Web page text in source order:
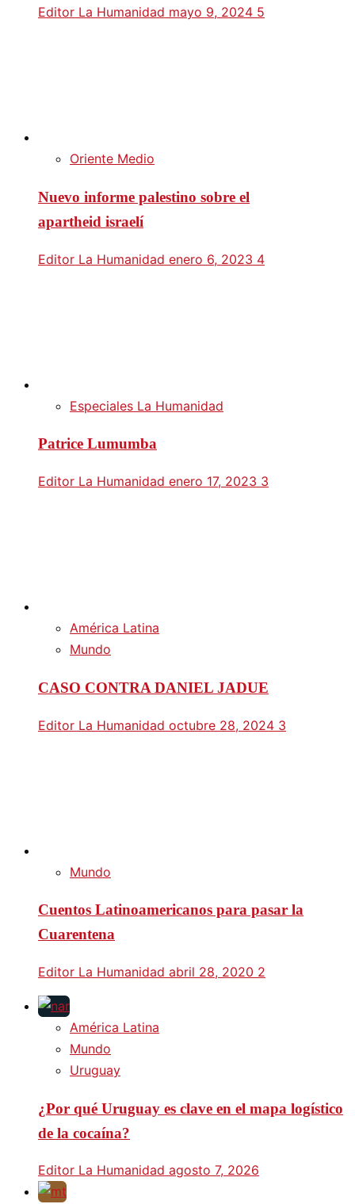
Editor La Humanidad mayo 9, 2024 5
Oriente Medio
Nuevo informe palestino sobre el
apartheid israelí
Editor La Humanidad enero 6, 2023 4
Especiales La Humanidad
Patrice Lumumba
Editor La Humanidad enero 17, 2023 3
América Latina
Mundo
CASO CONTRA DANIEL JADUE
Editor La Humanidad octubre 28, 2024 3
Mundo
Cuentos Latinoamericanos para pasar la
Cuarentena
Editor La Humanidad abril 28, 2020 2
América Latina
Mundo
Uruguay
¿Por qué Uruguay es clave en el mapa logístico
de la cocaína?
Editor La Humanidad agosto 7, 2026